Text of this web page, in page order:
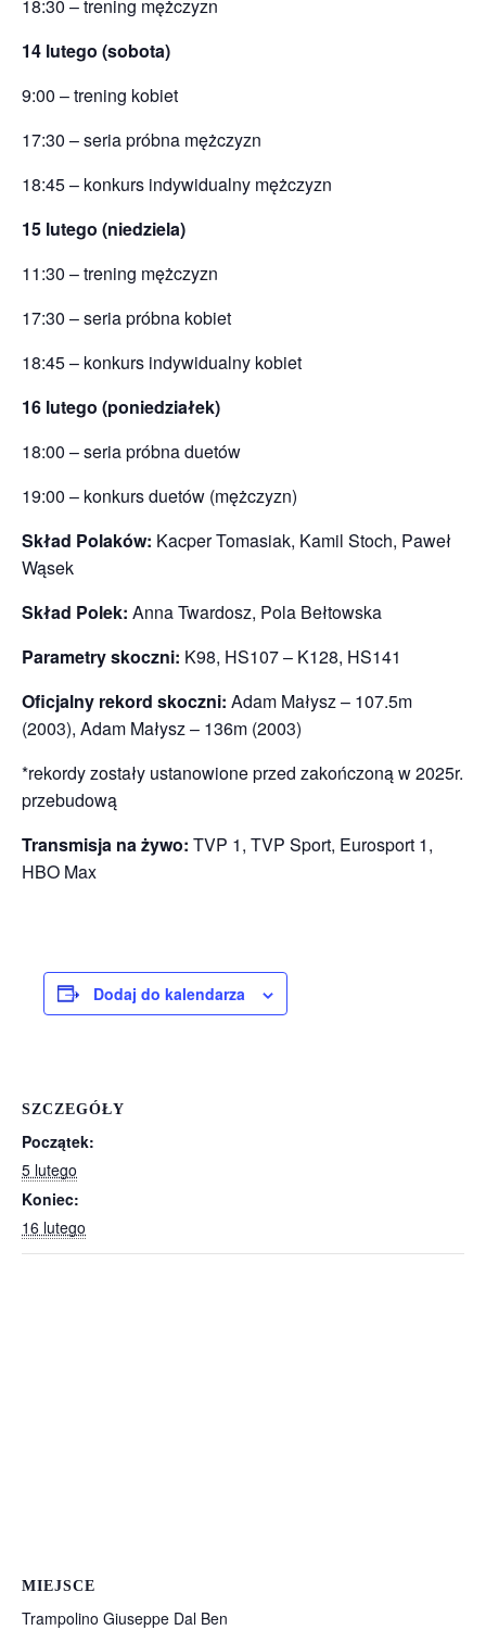
18:30 – trening mężczyzn
14 lutego (sobota)
9:00 – trening kobiet
17:30 – seria próbna mężczyzn
18:45 – konkurs indywidualny mężczyzn
15 lutego (niedziela)
11:30 – trening mężczyzn
17:30 – seria próbna kobiet
18:45 – konkurs indywidualny kobiet
16 lutego (poniedziałek)
18:00 – seria próbna duetów
19:00 – konkurs duetów (mężczyzn)
Skład Polaków: Kacper Tomasiak, Kamil Stoch, Paweł
Wąsek
Skład Polek: Anna Twardosz, Pola Bełtowska
Parametry skoczni: K98, HS107 – K128, HS141
Oficjalny rekord skoczni: Adam Małysz – 107.5m
(2003), Adam Małysz – 136m (2003)
*rekordy zostały ustanowione przed zakończoną w 2025r.
przebudową
Transmisja na żywo: TVP 1, TVP Sport, Eurosport 1,
HBO Max
Dodaj do kalendarza
SZCZEGÓŁY
Początek:
5 lutego
Koniec:
16 lutego
MIEJSCE
Trampolino Giuseppe Dal Ben